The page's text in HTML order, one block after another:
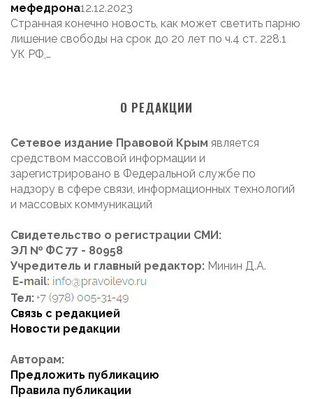
мефедрона12.12.2023
Странная конечно новость, как может светить парню
лишение свободы на срок до 20 лет по ч.4 ст. 228.1
УК РФ,…
О РЕДАКЦИИ
Сетевое издание Правовой Крым является
средством массовой информации и
зарегистрировано в Федеральной службе по
надзору в сфере связи, информационных технологий
и массовых коммуникаций
Свидетельство о регистрации СМИ:
ЭЛ № ФС 77 - 80958
Учредитель и главный редактор: Минин Д.А.
Тел:
Связь с редакцией
Новости редакции
Авторам:
Предложить публикацию
Правила публикации